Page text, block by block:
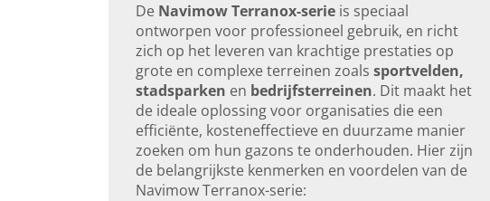
De Navimow Terranox-serieis speciaal
ontworpen voor professioneel gebruik, en richt
zich op het leveren van krachtige prestaties op
grote en complexe terreinen zoals sportvelden,
stadsparken en bedrijfsterreinen. Dit maakt het
de ideale oplossing voor organisaties die een
efficiënte, kosteneffectieve en duurzame manier
zoeken om hun gazons te onderhouden. Hier zijn
de belangrijkste kenmerken en voordelen van de
Navimow Terranox-serie: